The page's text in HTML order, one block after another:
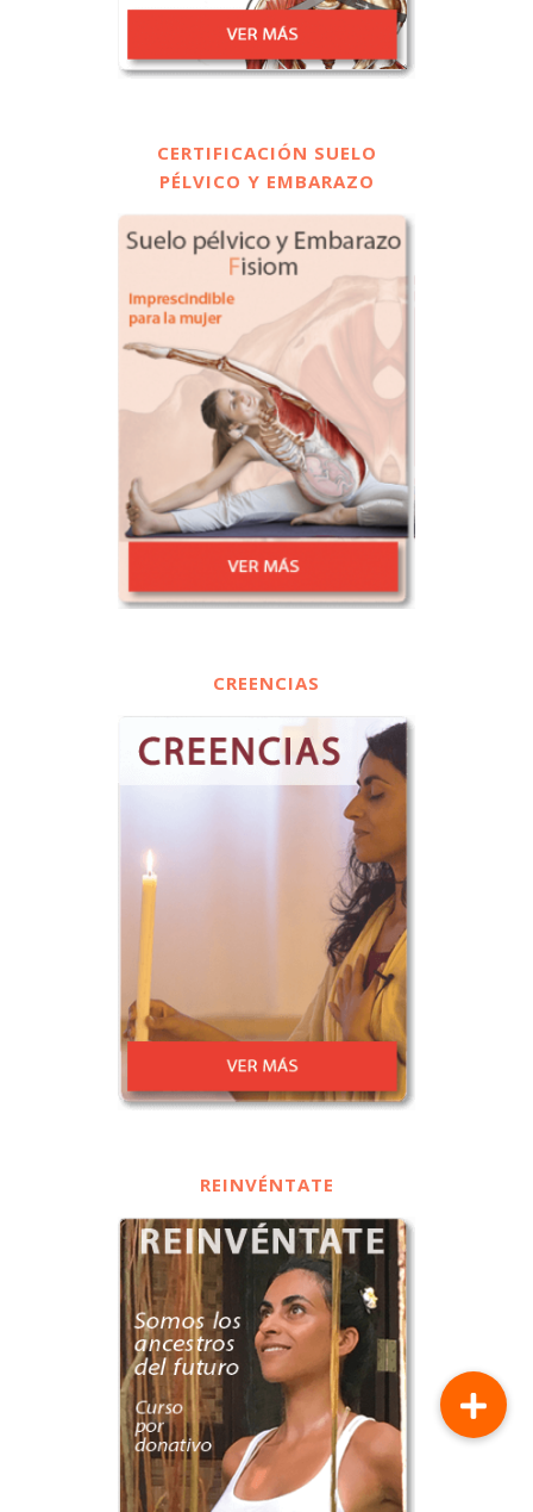
CERTIFICACIÓN SUELO
PÉLVICO Y EMBARAZO
CREENCIAS
REINVÉNTATE